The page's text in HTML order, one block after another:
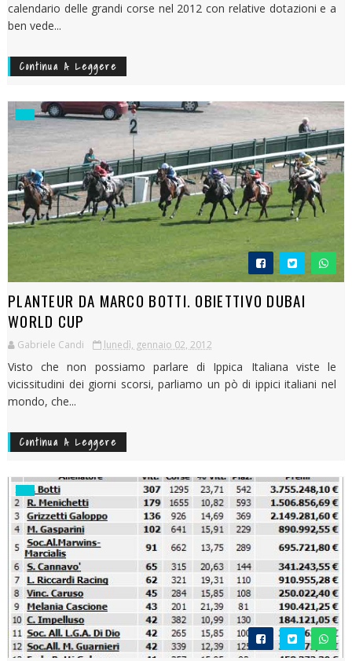
calendario delle grandi corse nel 2012 con relative dotazioni e a
ben vede...
Continua A Leggere
PLANTEUR DA MARCO BOTTI. OBIETTIVO DUBAI
WORLD CUP
Gabriele Candi lunedì, gennaio 02, 2012
Visto che non possiamo parlare di Ippica Italiana viste le
vicissitudini dei giorni scorsi, parliamo un pò di ippici italiani nel
mondo, che...
Continua A Leggere